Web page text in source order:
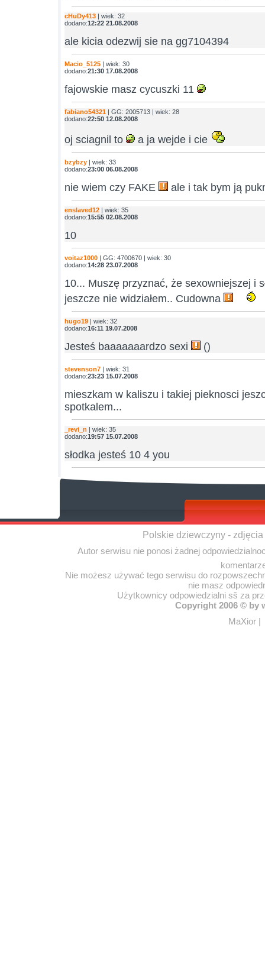
cHuDy413 | wiek: 32
dodano:12:22 21.08.2008
ale kicia odezwij sie na gg7104394
Macio_5125 | wiek: 30
dodano:21:30 17.08.2008
fajowskie masz cycuszki 11
fabiano54321 | GG: 2005713 | wiek: 28
dodano:22:50 12.08.2008
oj sciagnil to a ja wejde i cie
bzybzy | wiek: 33
dodano:23:00 06.08.2008
nie wiem czy FAKE ale i tak bym ją
enslaved12 | wiek: 35
dodano:15:55 02.08.2008
10
voitaz1000 | GG: 4700670 | wiek: 30
dodano:14:28 23.07.2008
10... Muszę przyznać, że sexowniejszej i
jeszcze nie widziałem.. Cudowna
hugo19 | wiek: 32
dodano:16:11 19.07.2008
Jesteś baaaaaaardzo sexi ()
stevenson7 | wiek: 31
dodano:23:23 15.07.2008
mieszkam w kaliszu i takiej pieknosci
spotkalem...
_revi_n | wiek: 35
dodano:19:57 15.07.2008
słodka jesteś 10 4 you
Polskie dziewczyny -
Autor serwisu nie ponosi żadnej
Nie możesz używać tego serwisu do
nie masz
Użytkownicy odpowiedzialni sš za
Copyright 2006 © by
MaXior |